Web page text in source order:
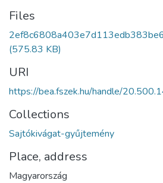
Files
(575.83 KB)
URI
https://bea.fszek.hu/handle/
Collections
Sajtókivágat-gyűjtemény
Place, address
Magyarország